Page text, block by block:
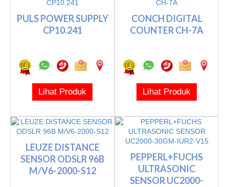
PULS POWER SUPPLY
CP10.241
Lihat Produk
CONCH DIGITAL
COUNTER CH-7A
Lihat Produk
LEUZE DISTANCE
SENSOR ODSLR 96B
M/V6-2000-S12
PEPPERL+FUCHS
ULTRASONIC
SENSOR UC2000-